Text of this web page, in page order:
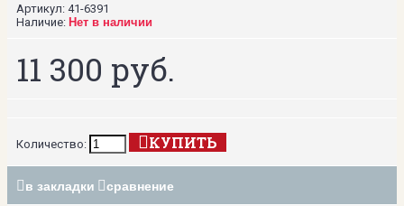
Артикул: 41-6391
Наличие: Нет в наличии
11 300 руб.
Количество: КУПИТЬ
в закладки сравнение